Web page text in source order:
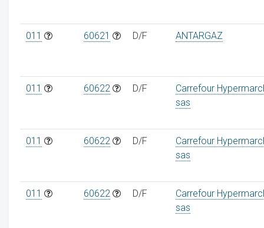
011 60621 D/F ANTARGAZ
011 60622 D/F
Carrefour
sas
011 60622 D/F
Carrefour
sas
011 60622 D/F
Carrefour
sas